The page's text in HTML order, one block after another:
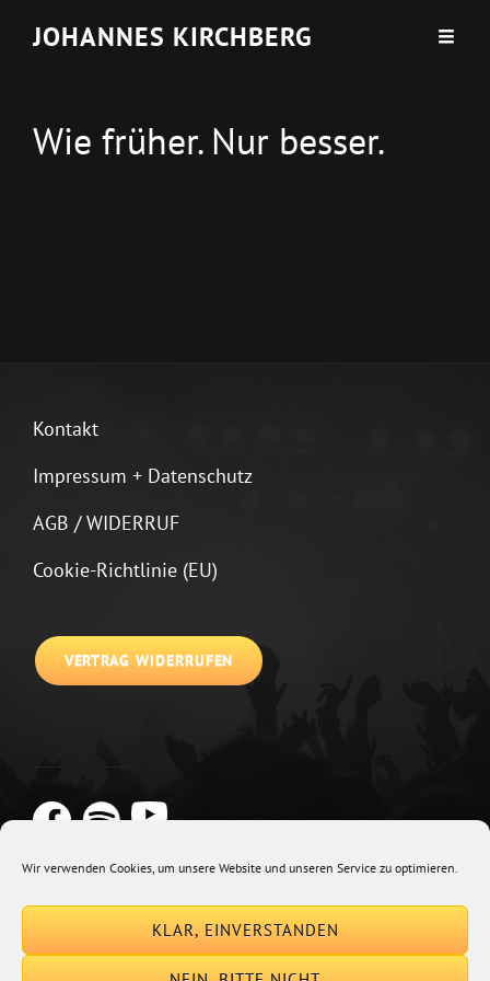
Wir verwenden Cookies, um unsere Website und unseren Service zu optimieren.
KLAR, EINVERSTANDEN
JOHANNES KIRCHBERG
Wie früher. Nur besser.
Kontakt
Impressum + Datenschutz
AGB / WIDERRUF
Cookie-Richtlinie (EU)
VERTRAG WIDERRUFEN
Euphony By Catch Themes